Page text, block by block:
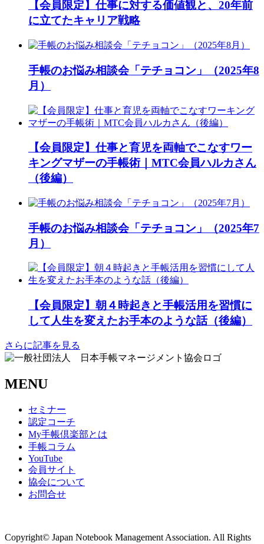
【会員限定】仕事に対する価値観と、20年前
に立てたキャリア戦略
手帳のお悩み相談会「テチョコン」（2025年8
月）
【会員限定】仕事と育児を両軸でこなすワー
キングマザーの手帳術｜MTC会員ハルカさん
（後編）
手帳のお悩み相談会「テチョコン」（2025年7
月）
【会員限定】朝４時起きと手帳活用を習慣に
して人生を変えたお手本のような話（後編）
さらに記事を見る
MENU
セミナー
認定コーチ
My手帳倶楽部とは
手帳コラム
YouTube
会員サイト
協会について
お問合せ
Copyright© Japan Notebook Management Association. All Rights